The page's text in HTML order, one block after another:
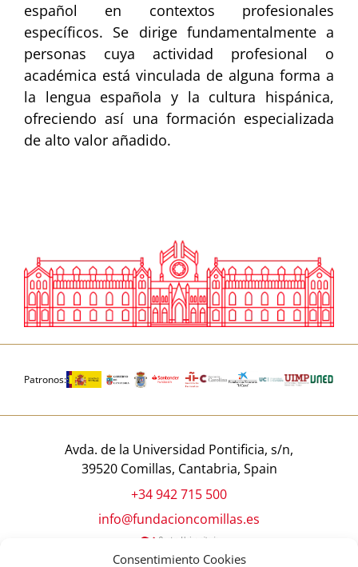
Consentimiento Cookies
español en contextos profesionales
específicos. Se dirige fundamentalmente a
personas cuya actividad profesional o
académica está vinculada de alguna forma a
la lengua española y la cultura hispánica,
ofreciendo así una formación especializada
de alto valor añadido.
Patronos:
Avda. de la Universidad Pontificia, s/n,
39520 Comillas, Cantabria, Spain
+34 942 715 500
info@fundacioncomillas.es